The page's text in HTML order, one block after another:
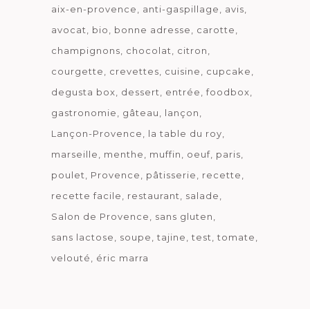
aix-en-provence
anti-gaspillage
avis
avocat
bio bonne adresse
carotte
champignons
chocolat
citron
courgette
crevettes cuisine
cupcake
degusta box
dessert entrée
foodbox
gastronomie
gâteau
lançon
Lançon-Provence
la table du roy
marseille
menthe muffin oeuf paris
poulet
Provence pâtisserie
recette
recette facile
restaurant
salade
Salon de Provence
sans gluten
sans lactose
soupe tajine test
tomate
velouté
éric marra